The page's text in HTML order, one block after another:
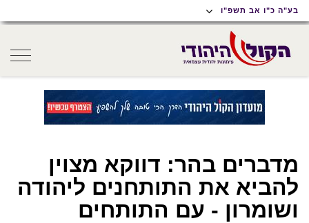
תפריט
נגישות
תפריט
ראשי
תוכן
ראשי
בע"ה כ"ו אב תשפ"ו
מדברים בהר: דווקא מצוין
להביא את התותחנים ליהודה
ושומרון - עם התותחים